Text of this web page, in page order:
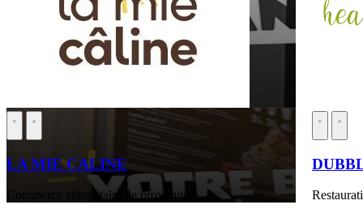
LA MIE CALINE
Commerce alimentaire de proximité